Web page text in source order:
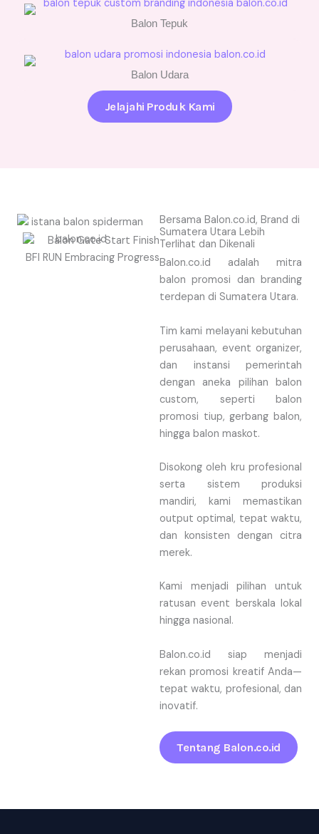
Balon Tepuk
Balon Udara
Jelajahi Produk Kami
Bersama Balon.co.id, Brand di
Sumatera Utara Lebih
Terlihat dan Dikenali
Balon.co.id adalah mitra
balon promosi dan branding
terdepan di Sumatera Utara.
Tim kami melayani kebutuhan
perusahaan, event organizer,
dan instansi pemerintah
dengan aneka pilihan balon
custom, seperti balon
promosi tiup, gerbang balon,
hingga balon maskot.
Disokong oleh kru profesional
serta sistem produksi
mandiri, kami memastikan
output optimal, tepat waktu,
dan konsisten dengan citra
merek.
Kami menjadi pilihan untuk
ratusan event berskala lokal
hingga nasional.
Balon.co.id siap menjadi
rekan promosi kreatif Anda—
tepat waktu, profesional, dan
inovatif.
Tentang Balon.co.id